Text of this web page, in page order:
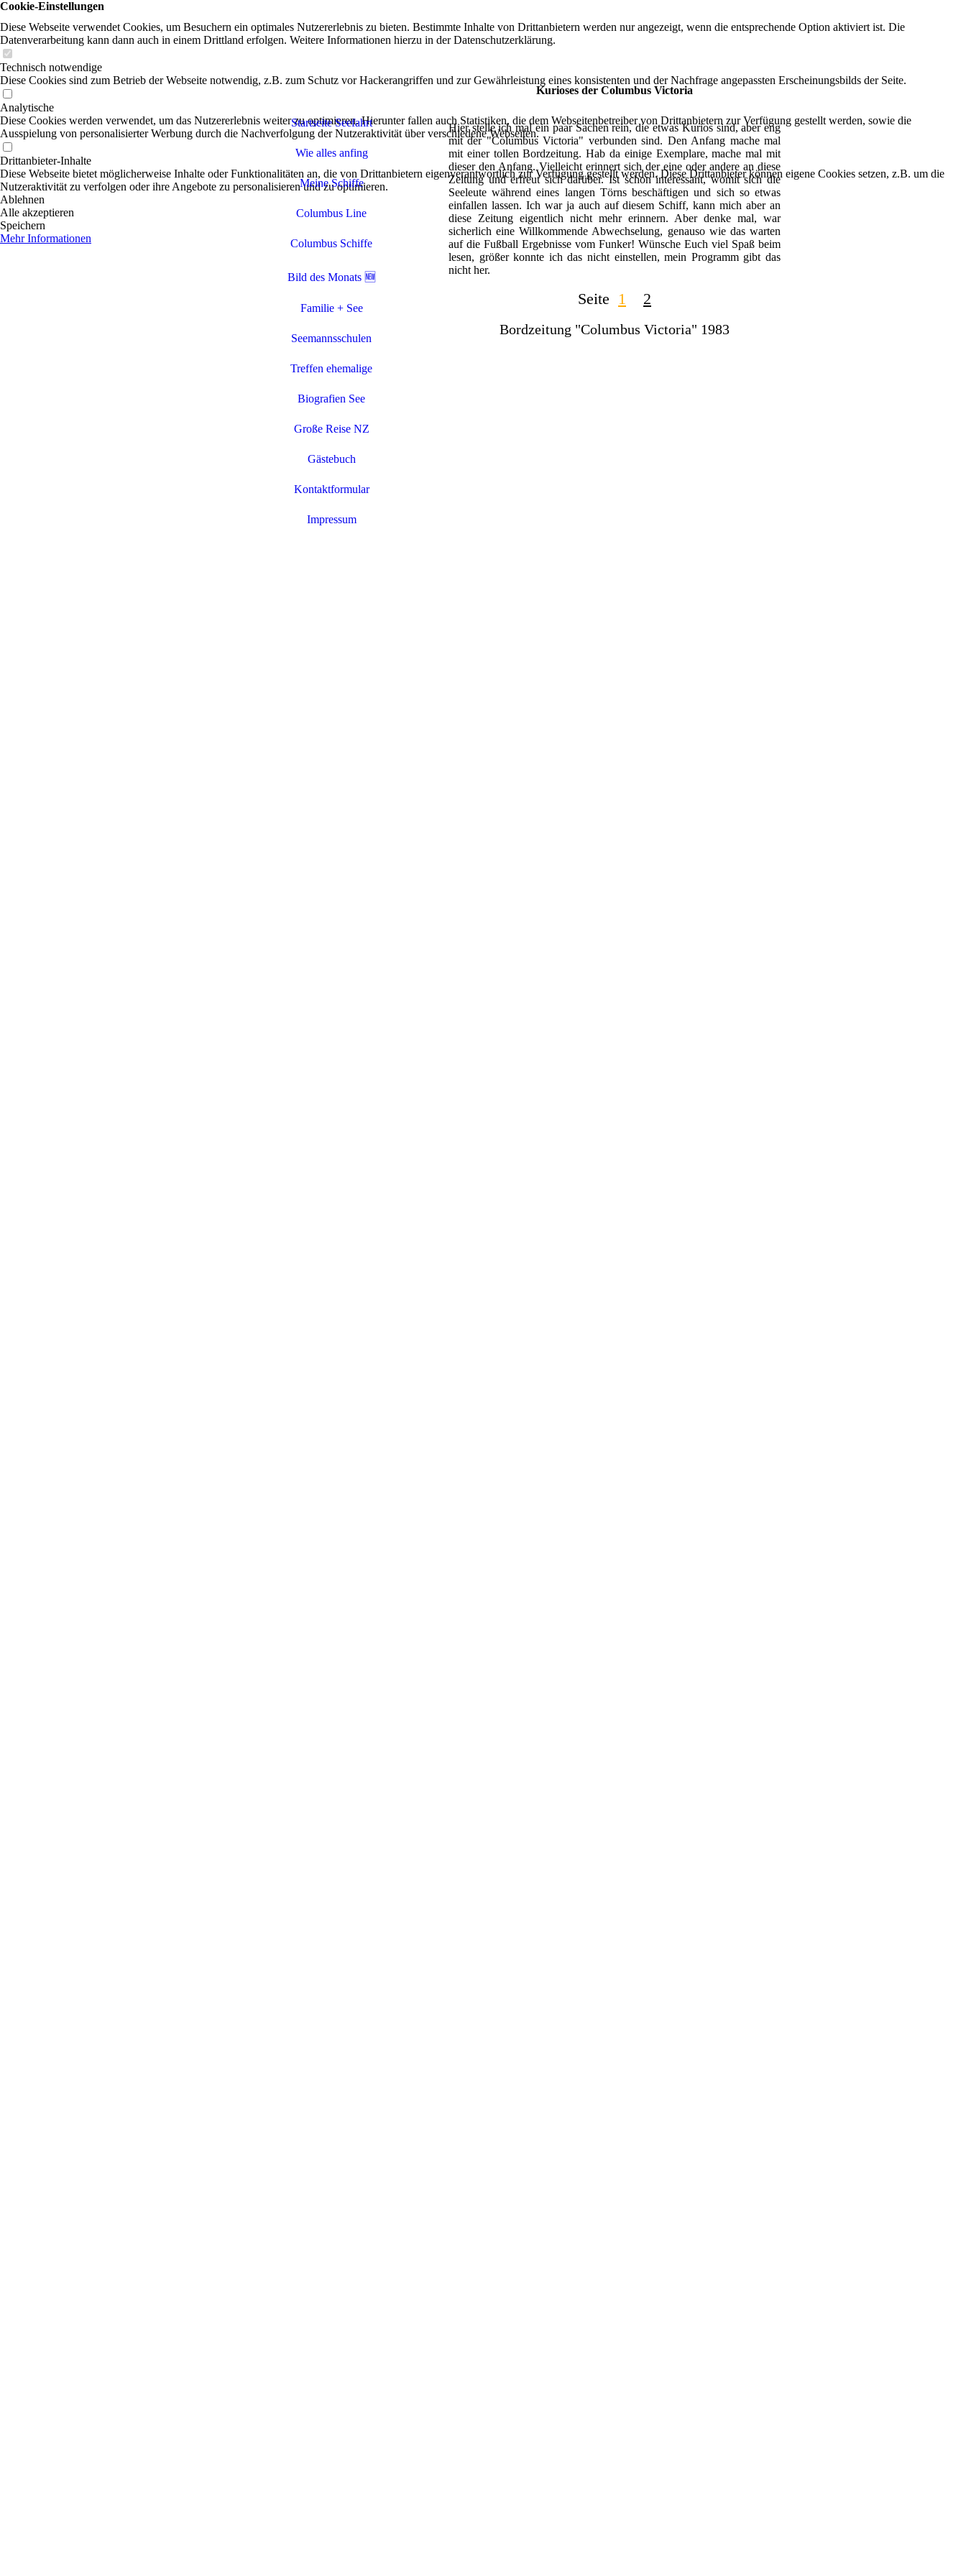
Startseite Seefahrt
Wie alles anfing
Meine Schiffe
Columbus Line
Columbus Schiffe
Bild des Monats 🆕
Familie + See
Seemannsschulen
Treffen ehemalige
Biografien See
Große Reise NZ
Gästebuch
Kontaktformular
Impressum
Kurioses der Columbus Victoria
Hier stelle ich mal ein paar Sachen rein, die etwas Kurios sind, aber eng
mit der "Columbus Victoria" verbunden sind. Den Anfang mache mal
mit einer tollen Bordzeitung. Hab da einige Exemplare, mache mal mit
dieser den Anfang. Vielleicht erinnert sich der eine oder andere an diese
Zeitung und erfreut sich darüber. Ist schon interessant, womit sich die
Seeleute während eines langen Törns beschäftigen und sich so etwas
einfallen lassen. Ich war ja auch auf diesem Schiff, kann mich aber an
diese Zeitung eigentlich nicht mehr erinnern. Aber denke mal, war
sicherlich eine Willkommende Abwechselung, genauso wie das warten
auf die Fußball Ergebnisse vom Funker! Wünsche Euch viel Spaß beim
lesen, größer konnte ich das nicht einstellen, mein Programm gibt das
nicht her.
Seite 1 2
Bordzeitung "Columbus Victoria" 1983
Cookie-Einstellungen
Diese Webseite verwendet Cookies, um Besuchern ein optimales Nutzererlebnis zu bieten. Bestimmte Inhalte von Drittanbietern werden nur angezeigt, wenn die entsprechende Option aktiviert ist. Die
Datenverarbeitung kann dann auch in einem Drittland erfolgen. Weitere Informationen hierzu in der Datenschutzerklärung.
Technisch notwendige
Diese Cookies sind zum Betrieb der Webseite notwendig, z.B. zum Schutz vor Hackerangriffen und zur Gewährleistung eines konsistenten und der Nachfrage angepassten Erscheinungsbilds der Seite.
Analytische
Diese Cookies werden verwendet, um das Nutzererlebnis weiter zu optimieren. Hierunter fallen auch Statistiken, die dem Webseitenbetreiber von Drittanbietern zur Verfügung gestellt werden, sowie die
Ausspielung von personalisierter Werbung durch die Nachverfolgung der Nutzeraktivität über verschiedene Webseiten.
Drittanbieter-Inhalte
Diese Webseite bietet möglicherweise Inhalte oder Funktionalitäten an, die von Drittanbietern eigenverantwortlich zur Verfügung gestellt werden. Diese Drittanbieter können eigene Cookies setzen, z.B. um die
Nutzeraktivität zu verfolgen oder ihre Angebote zu personalisieren und zu optimieren.
Ablehnen
Alle akzeptieren
Speichern
Mehr Informationen